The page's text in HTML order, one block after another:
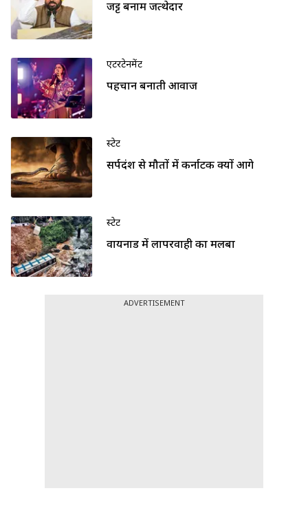
जट्ट बनाम जत्थेदार
एंटरटेनमेंट
पहचान बनाती आवाज
स्टेट
सर्पदंश से मौतों में कर्नाटक क्यों आगे
स्टेट
वायनाड में लापरवाही का मलबा
ADVERTISEMENT